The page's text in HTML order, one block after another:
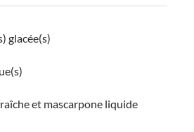
glacée(s)
et mascarpone liquide